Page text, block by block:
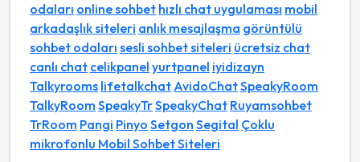
odaları online sohbet hızlı chat uygulaması mobil
arkadaşlık siteleri anlık mesajlaşma görüntülü
sohbet odaları sesli sohbet siteleri ücretsiz chat
canlı chat celikpanel yurtpanel iyidizayn
Talkyrooms lifetalkchat AvidoChatSpeakyRoom
TalkyRoom SpeakyTrSpeakyChat Ruyamsohbet
TrRoom Pangi Pinyo Setgon Segital Çoklu
mikrofonlu Mobil Sohbet Siteleri